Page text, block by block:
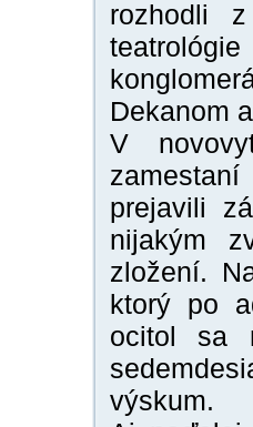
rozhodli
Dekanom
V
prejavili
nijakým
zložení.
ktorý po
ocitol sa
výskum.